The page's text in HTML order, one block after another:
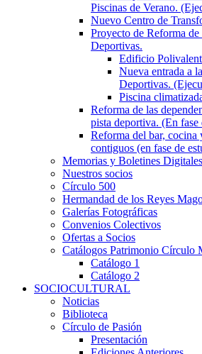
Piscinas de Verano.
Nuevo Centro de
Proyecto de Reforma de
Deportivas.
Edificio
Nueva entrada a
Deportivas.
Piscina
Reforma de las
pista deportiva. (En fase
Reforma del bar, cocina
contiguos (en fase de
Memorias y Boletines Digitales
Nuestros socios
Círculo 500
Hermandad de los Reyes
Galerías Fotográficas
Convenios Colectivos
Ofertas a Socios
Catálogos Patrimonio Círculo
Catálogo 1
Catálogo 2
SOCIOCULTURAL
Noticias
Biblioteca
Círculo de Pasión
Presentación